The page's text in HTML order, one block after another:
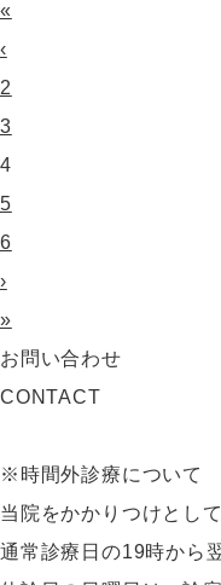
«
‹
2
3
4
5
6
›
»
お問い合わせ
CONTACT
※時間外診療について
当院をかかりつけとし
通常診療日の19時から